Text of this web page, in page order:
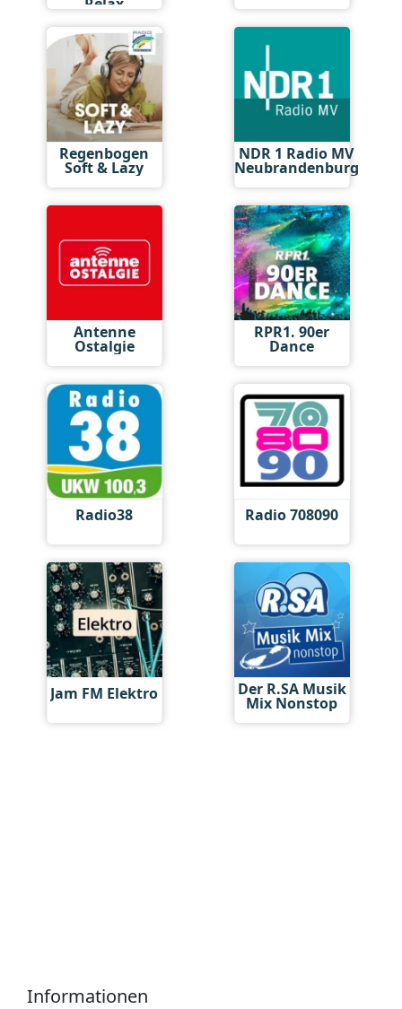
Regenbogen
Soft & Lazy
NDR 1 Radio MV
Neubrandenburg
Antenne
Ostalgie
RPR1. 90er
Dance
Radio38 Radio 708090
Jam FM Elektro Der R.SA Musik
Mix Nonstop
Informationen